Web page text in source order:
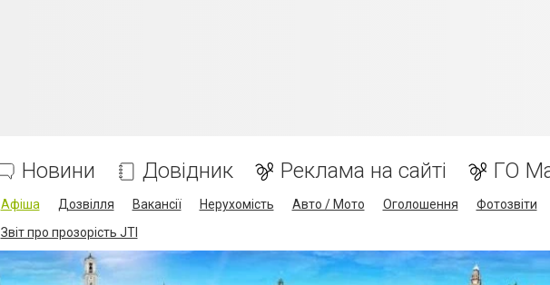
Новини Довідник Реклама на сайті ГО
Афіша Дозвілля Вакансії Нерухомість Авто / Мото Оголошення Фотозвіти
Звіт про прозорість JTI